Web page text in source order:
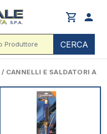
shopping_cart person
CERCA
E SALDATORI A